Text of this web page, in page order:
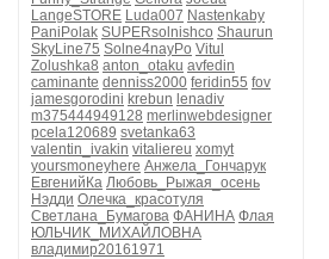
LangeSTORE Luda007 Nastenkaby
PaniPolak SUPERsolnishco Shaurun
SkyLine75 Solne4nayPo Vitul
Zolushka8 anton_otaku avfedin
caminante denniss2000 feridin55 fov
jamesgorodini krebun lenadiv
m375444949128 merlinwebdesigner
pcela120689 svetanka63
valentin_ivakin vitaliereu xomyt
yoursmoneyhere Анжела_Гончарук
ЕвгенийКа Любовь_Рыжая_осень
Нэдди Олечка_красотуля
Светлана_Бумагова ФАНИНА Флая
ЮЛЬЧИК_МИХАЙЛОВНА
владимир20161971